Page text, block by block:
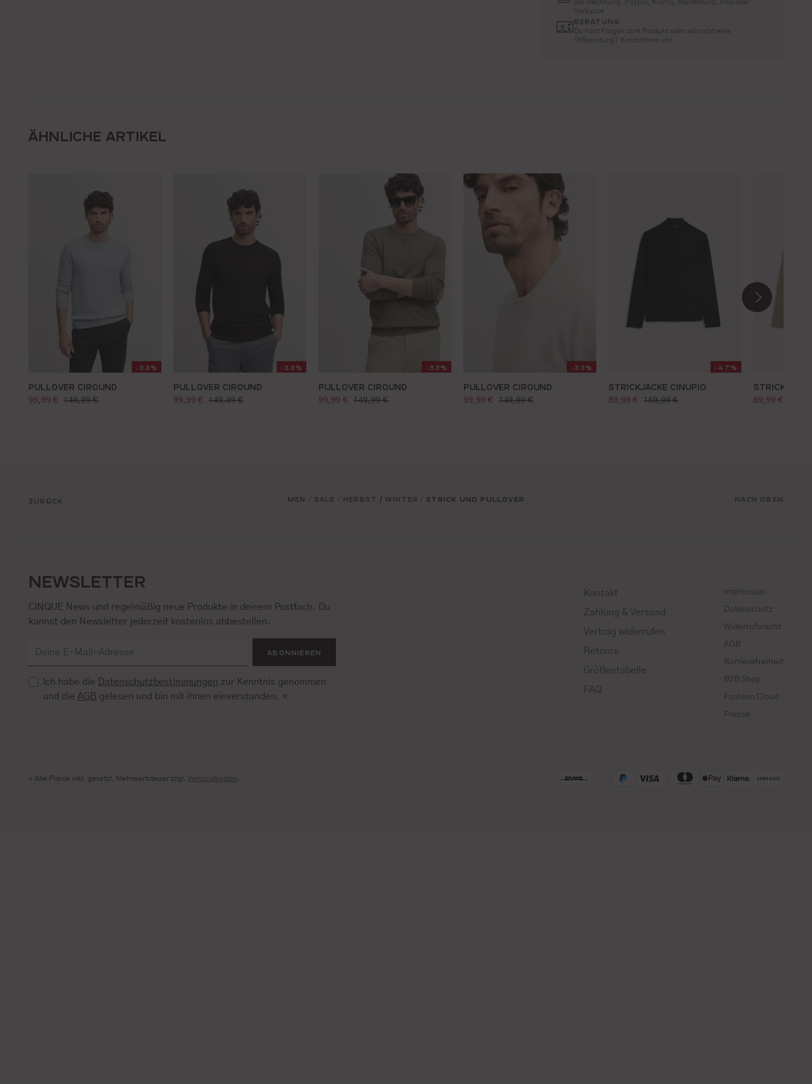
per Rechnung, Paypal, Klarna, Mastercard, Visa oder
Vorkasse
BERATUNG
Du hast Fragen zum Produkt oder wünscht eine
Stilberatung? Kontaktiere uns
ÄHNLICHE ARTIKEL
-33%
PULLOVER CIROUND
verkaufspreis:
99,99 € regulärer preis:
149,99 €
-33%
PULLOVER CIROUND
verkaufspreis:
99,99 € regulärer preis:
149,99 €
-33%
PULLOVER CIROUND
verkaufspreis:
99,99 € regulärer preis:
149,99 €
-33%
PULLOVER CIROUND
verkaufspreis:
99,99 € regulärer preis:
149,99 €
-47%
STRICKJACKE CINUPIO
verkaufspreis:
89,99 € regulärer preis:
169,99 € 89,99 €
ZURÜCK MEN SALE HERBST / WINTER STRICK UND PULLOVER NACH OBEN
NEWSLETTER
CINQUE News und regelmäßig neue Produkte in deinem Postfach. Du
kannst den Newsletter jederzeit kostenlos abbestellen.
ABONNIEREN
Ich habe die Datenschutzbestimmungen zur Kenntnis genommen
und die AGB gelesen und bin mit ihnen einverstanden. *
Kontakt
Zahlung & Versand
Vertrag widerrufen
Retoure
Größentabelle
FAQ
Impressum
Datenschutz
Widerrufsrecht
AGB
Barrierefreiheit
B2B Shop
Fashion Cloud
Presse
* Alle Preise inkl. gesetzl. Mehrwertsteuer zzgl.Versandkosten